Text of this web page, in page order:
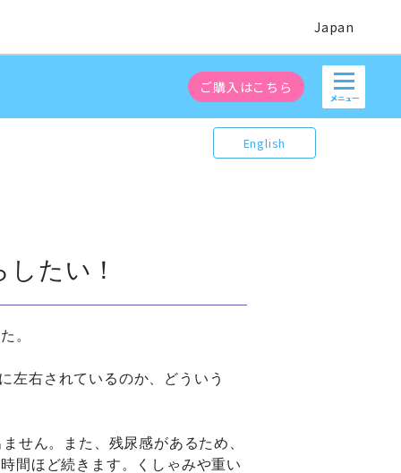
Japan
ご購入はこちら
English
たい！
。
左右されているのか、どういう
せん。また、残尿感があるため、
間ほど続きます。くしゃみや重い